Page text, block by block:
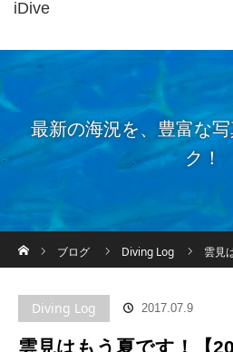
iDive
最新の海況を、豊富な
ク！
ブログ
Diving Log 雲見
Diving Log 2017.07.9
雲見はもう夏です！【